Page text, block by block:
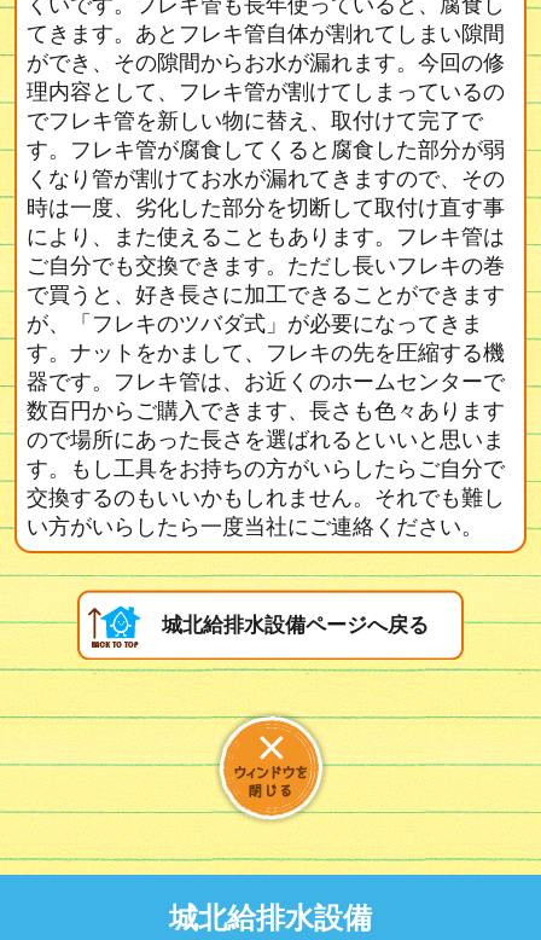
くいです。フレキ管も長年使っていると、腐食し
てきます。あとフレキ管自体が割れてしまい隙間
ができ、その隙間からお水が漏れます。今回の修
理内容として、フレキ管が割けてしまっているの
でフレキ管を新しい物に替え、取付けて完了で
す。フレキ管が腐食してくると腐食した部分が弱
くなり管が割けてお水が漏れてきますので、その
時は一度、劣化した部分を切断して取付け直す事
により、また使えることもあります。フレキ管は
ご自分でも交換できます。ただし長いフレキの巻
で買うと、好き長さに加工できることができます
が、「フレキのツバダ式」が必要になってきま
す。ナットをかまして、フレキの先を圧縮する機
器です。フレキ管は、お近くのホームセンターで
数百円からご購入できます、長さも色々あります
ので場所にあった長さを選ばれるといいと思いま
す。もし工具をお持ちの方がいらしたらご自分で
交換するのもいいかもしれません。それでも難し
い方がいらしたら一度当社にご連絡ください。
城北給排水設備ページへ戻る
城北給排水設備